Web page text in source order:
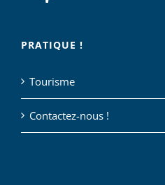
PRATIQUE !
Tourisme
Contactez-nous !